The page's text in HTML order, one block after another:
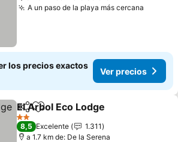
A un paso de la playa más cercana
los precios exactos
Ver precios
CompartirAgregar a favoritos
El Arbol Eco Lodge
2 Estrellas
8,5 Excelente
1.311
a 1.7 km de: De la Serena